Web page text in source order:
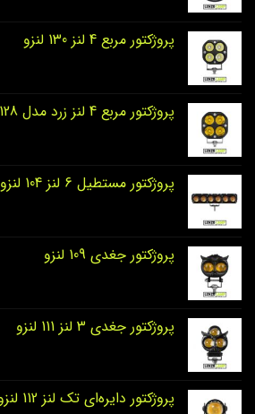
پروژکتور مربع 4 لنز 130 لنزو
پروژکتور مربع 4 لنز زرد مدل 128 لنزو
پروژکتور مستطیل 6 لنز 104 لنزو
پروژکتور جغدی 109 لنزو
پروژکتور جغدی 3 لنز 111 لنزو
پروژکتور دایره‌ای تک لنز 112 لنزو